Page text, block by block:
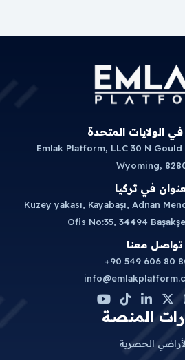
في الولايات المتحدة
Emlak Platform, LLC 30 N Gould
Wyoming,
في تركيا
Kuzey yakası, Kayabaşı, Adnan
Ofis No:35, 34494
تواصل معنا
+90 549 606 80
المنصة
الحصرية